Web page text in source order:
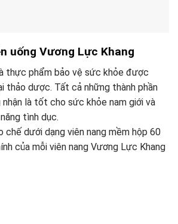
uống Vương Lực Khang
thực phẩm bảo vệ sức khỏe được
thảo dược. Tất cả những thành phần
là tốt cho sức khỏe nam giới và
tình dục.
chế dưới dạng viên nang mềm hộp 60
của mỗi viên nang Vương Lực Khang